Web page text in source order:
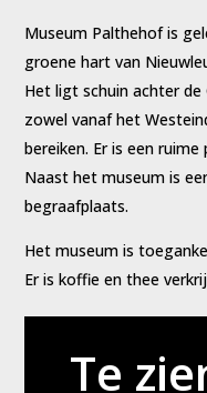
Museum Palthehof is
groene hart van
Het ligt schuin achter de
zowel vanaf het
bereiken. Er is een
Naast het museum is
begraafplaats.
Het museum is
Er is koffie en thee
Te